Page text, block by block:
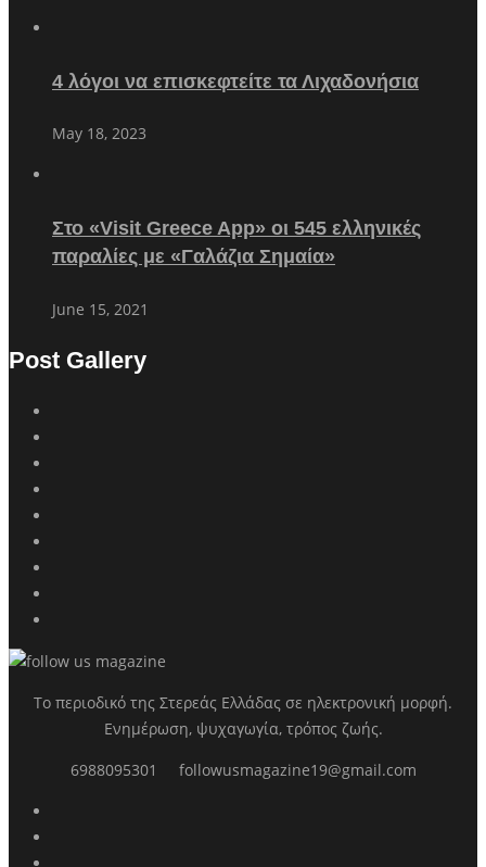
4 λόγοι να επισκεφτείτε τα Λιχαδονήσια
May 18, 2023
Στο «Visit Greece App» οι 545 ελληνικές
παραλίες με «Γαλάζια Σημαία»
June 15, 2021
Post Gallery
Το περιοδικό της Στερεάς Ελλάδας σε ηλεκτρονική μορφή.
Ενημέρωση, ψυχαγωγία, τρόπος ζωής.
6988095301 followusmagazine19@gmail.com